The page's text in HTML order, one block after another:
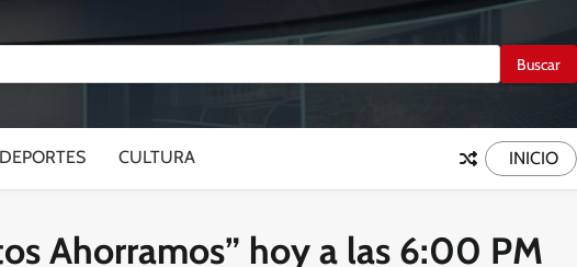
DEPORTES CULTURA INICIO
Ahorramos” hoy a las 6:00 PM